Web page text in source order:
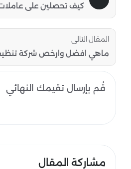
كيف تحصلين على
المقال التالى
ماهي افضل وارخص شركة
قُم بإرسال تقيمك النهائي
مشاركة المقال